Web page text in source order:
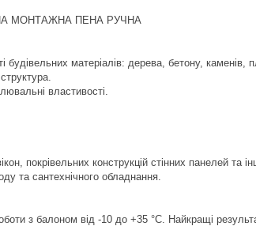
МОНТАЖНА ПЕНА РУЧНА
будівельних матеріалів: дерева, бетону, каменів,
властивості.
покрівельних конструкцій стінних панелей
та сантехнічного обладнання.
з балоном від -10 до +35 °C. Найкращі